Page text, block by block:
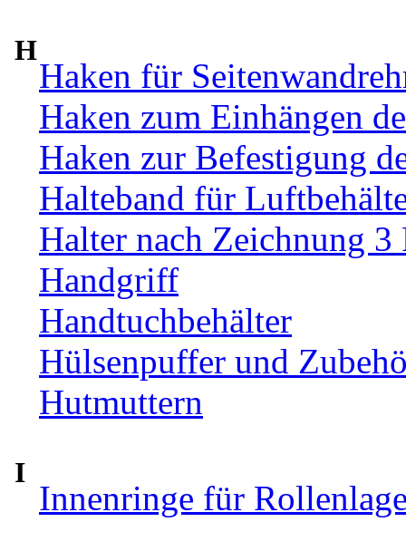
H
Haken für
Haken zum Einhängen
Haken zur Befestigung
Halteband für
Halter nach Zeichnung
Handgriff
Handtuchbehälter
Hülsenpuffer und
Hutmuttern
I
Innenringe für